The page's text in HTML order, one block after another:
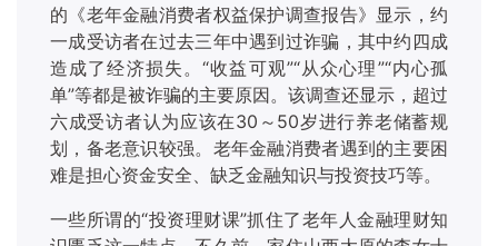
的《老年金融消费者权益保护调查报告》显示，约
一成受访者在过去三年中遇到过诈骗，其中约四成
造成了经济损失。“收益可观”“从众心理”“内心孤
单”等都是被诈骗的主要原因。该调查还显示，超过
六成受访者认为应该在30～50岁进行养老储蓄规
划，备老意识较强。老年金融消费者遇到的主要困
难是担心资金安全、缺乏金融知识与投资技巧等。
一些所谓的“投资理财课”抓住了老年人金融理财知